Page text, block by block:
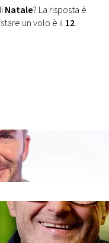
Natale? La risposta è
un volo è il 12